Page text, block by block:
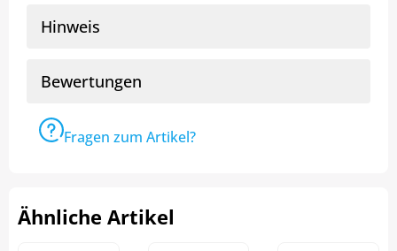
Hinweis
Bewertungen
Fragen zum Artikel?
Ähnliche Artikel